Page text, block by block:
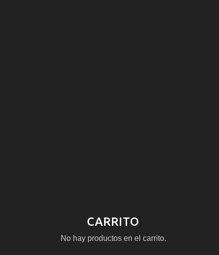
CARRITO
No hay productos en el carrito.